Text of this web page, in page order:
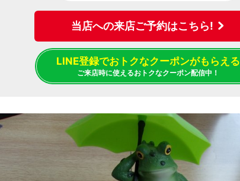
当店への来店ご予約はこちら!
LINE登録でおトクなクーポンがもらえる
ご来店時に使えるおトクなクーポン配信中！